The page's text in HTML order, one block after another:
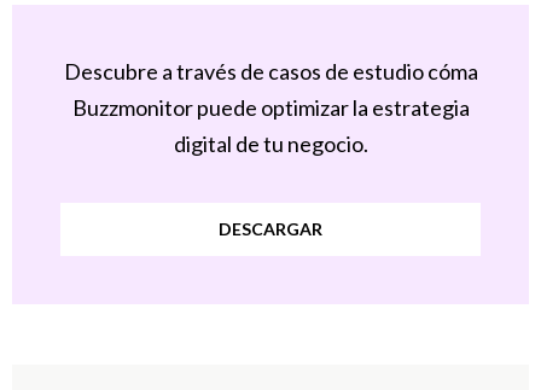
Descubre a través de casos de estudio cóma
Buzzmonitor puede optimizar la estrategia
digital de tu negocio.
DESCARGAR